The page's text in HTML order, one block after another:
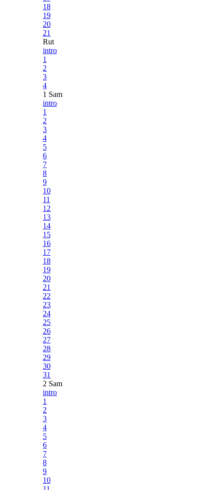
18
19
20
21
Rut
intro
1
2
3
4
1 Sam
intro
1
2
3
4
5
6
7
8
9
10
11
12
13
14
15
16
17
18
19
20
21
22
23
24
25
26
27
28
29
30
31
2 Sam
intro
1
2
3
4
5
6
7
8
9
10